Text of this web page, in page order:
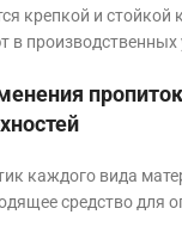
крепкой и
в производственных
каждого вида
средство для